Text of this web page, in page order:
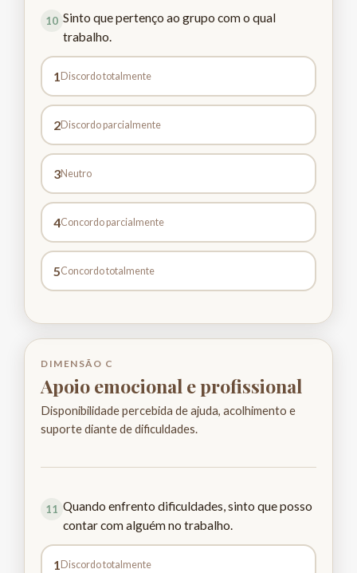
10 Sinto que pertenço ao grupo com o qual
trabalho.
1 Discordo totalmente
2Discordo parcialmente
3Neutro
4Concordo parcialmente
5Concordo totalmente
DIMENSÃO C
Apoio emocional e profissional
Disponibilidade percebida de ajuda, acolhimento e
suporte diante de dificuldades.
11 Quando enfrento dificuldades, sinto que posso
contar com alguém no trabalho.
1 Discordo totalmente